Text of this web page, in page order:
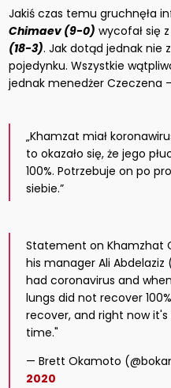
Jakiś czas temu gruchnęła
Chimaev (9-0) wycofał się
(18-3). Jak dotąd jednak nie
pojedynku. Wszystkie
jednak menedżer Czeczena
„Khamzat miał
to okazało się, że jego
100%. Potrzebuje on po
siebie.”
Statement on Khamzhat
his manager Ali Abdelaziz
had coronavirus and
lungs did not recover
recover, and right now
time."
— Brett Okamoto
2020